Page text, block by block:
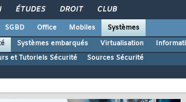
ÉTUDES DROIT CLUB
SGBD Office Mobiles
Systèmes
Systèmes embarqués Virtualisation
et Tutoriels Sécurité Sources Sécurité